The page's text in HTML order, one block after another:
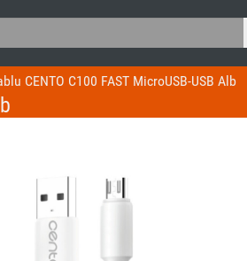
CENTO C100 FAST MicroUSB-USB Alb